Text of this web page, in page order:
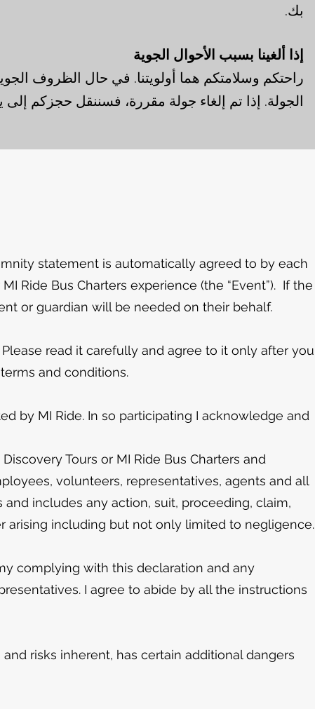
بك.
إذا ألغينا بسبب الأحوال الجوية
راحتكم وسلامتكم هما أولويتنا. في حال الظروف
الجولة. إذا تم إلغاء جولة مقررة، فسننقل حجزكم إلى
statement is automatically agreed to by each
Ride Bus Charters experience (the “Event”). If the
or guardian will be needed on their behalf.
read it carefully and agree to it only after you
and conditions.
by MI Ride. In so participating I acknowledge and
Tours or MI Ride Bus Charters and
volunteers, representatives, agents and all
includes any action, suit, proceeding, claim,
arising including but not only limited to negligence.
complying with this declaration and any
I agree to abide by all the instructions
risks inherent, has certain additional dangers